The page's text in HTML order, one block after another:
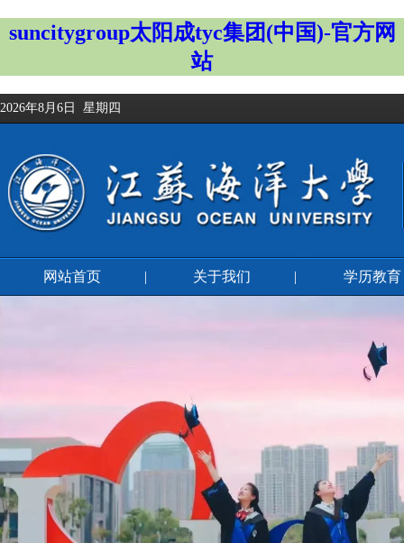
suncitygroup太阳成tyc集团(中国)-官方网
站
2026年8月6日 星期四
网站首页 | 关于我们 | 学历教育